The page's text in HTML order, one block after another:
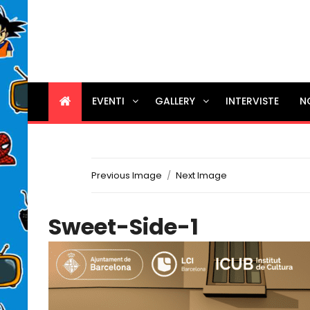
EVENTI GALLERY INTERVISTE
Previous Image Next Image
Sweet-Side-1